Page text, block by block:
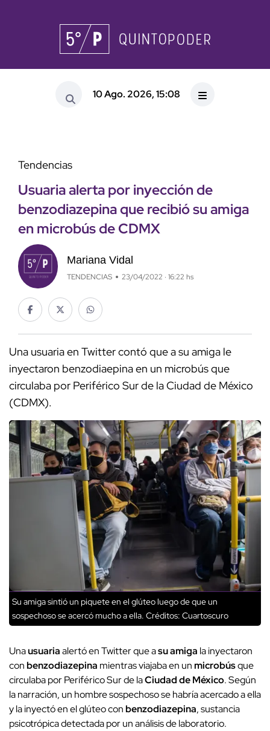
10 Ago. 2026, 15:08
Tendencias
Usuaria alerta por inyección de
benzodiazepina que recibió su amiga
en microbús de CDMX
Mariana Vidal
TENDENCIAS 23/04/2022 · 16:22 hs
Una usuaria en Twitter contó que a su amiga le
inyectaron benzodiaepina en un microbús que
circulaba por Periférico Sur de la Ciudad de México
(CDMX).
Su amiga sintió un piquete en el glúteo luego de que un
sospechoso se acercó mucho a ella. Créditos: Cuartoscuro
Unausuariaalertó en Twitter que asu amiga la inyectaron
conbenzodiazepina mientras viajaba en unmicrobúsque
circulaba por Periférico Sur de laCiudad de México. Según
la narración, un hombre sospechoso se habría acercado a ella
y la inyectó en el glúteo conbenzodiazepina,sustancia
psicotrópica detectada por un análisis de laboratorio.